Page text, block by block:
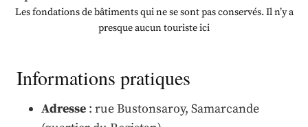
Les fondations de bâtiments qui ne se sont pas conservés. Il n’y a
presque aucun touriste ici
Informations pratiques
Adresse : rue Bustonsaroy, Samarcande